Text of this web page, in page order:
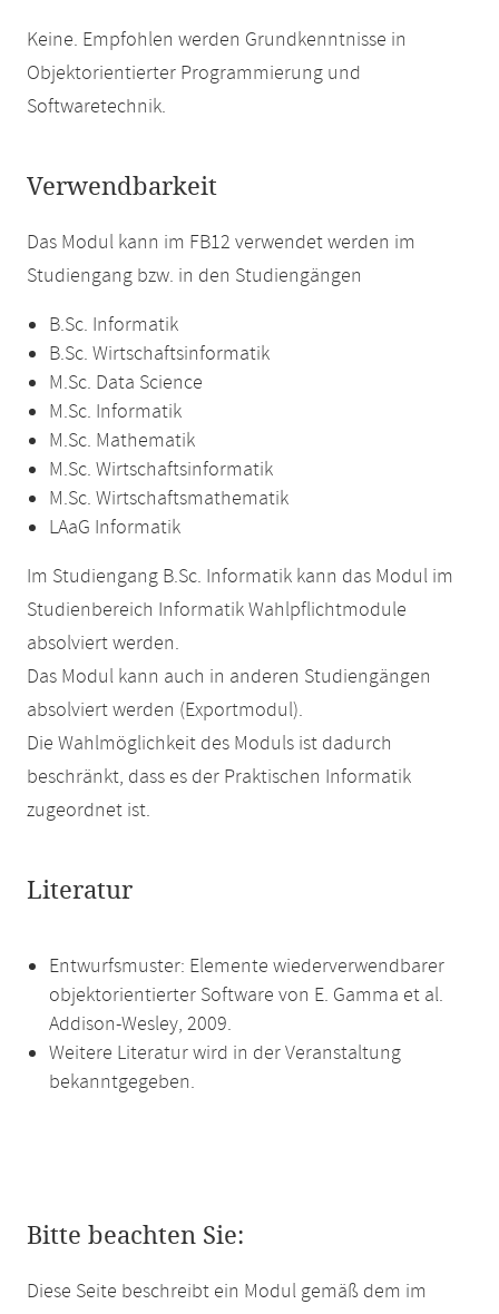
Keine. Empfohlen werden Grundkenntnisse in
Objektorientierter Programmierung und
Softwaretechnik.
Verwendbarkeit
Das Modul kann im FB12 verwendet werden im
Studiengang bzw. in den Studiengängen
B.Sc. Informatik
B.Sc. Wirtschaftsinformatik
M.Sc. Data Science
M.Sc. Informatik
M.Sc. Mathematik
M.Sc. Wirtschaftsinformatik
M.Sc. Wirtschaftsmathematik
LAaG Informatik
Im Studiengang B.Sc. Informatik kann das Modul im
Studienbereich Informatik Wahlpflichtmodule
absolviert werden.
Das Modul kann auch in anderen Studiengängen
absolviert werden (Exportmodul).
Die Wahlmöglichkeit des Moduls ist dadurch
beschränkt, dass es der Praktischen Informatik
zugeordnet ist.
Literatur
Entwurfsmuster: Elemente wiederverwendbarer
objektorientierter Software von E. Gamma et al.
Addison-Wesley, 2009.
Weitere Literatur wird in der Veranstaltung
bekanntgegeben.
Bitte beachten Sie:
Diese Seite beschreibt ein Modul gemäß dem im